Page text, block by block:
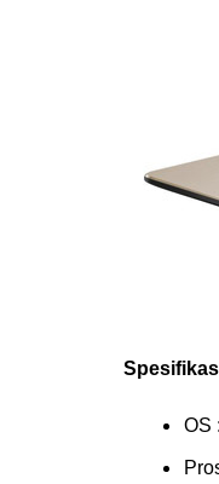
OS